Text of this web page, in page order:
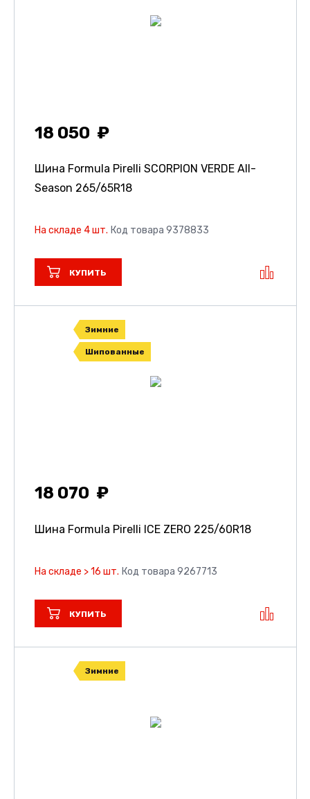
18 050
Шина Formula Pirelli SCORPION VERDE All-
Season 265/65R18
На складе 4 шт. Код товара 9378833
КУПИТЬ
Зимние
Шипованные
18 070
Шина Formula Pirelli ICE ZERO 225/60R18
На складе > 16 шт. Код товара 9267713
КУПИТЬ
Зимние